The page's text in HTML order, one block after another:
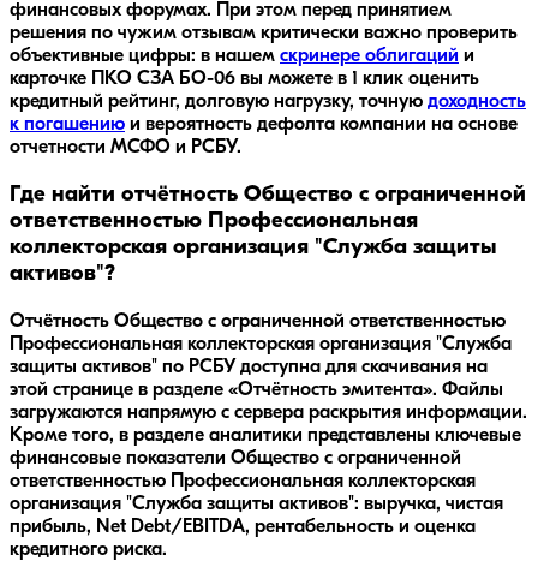
финансовых форумах. При этом перед принятием
решения по чужим отзывам критически важно проверить
объективные цифры: в нашем скринере облигаций и
карточке
ПКО СЗА БО-06 вы можете в 1 клик оценить
кредитный рейтинг, долговую нагрузку, точную доходность
к погашению и вероятность дефолта компании на основе
отчетности МСФО и РСБУ.
Где найти отчётность Общество с ограниченной
ответственностью Профессиональная
коллекторская организация "Служба защиты
активов"?
Отчётность Общество с ограниченной ответственностью
Профессиональная коллекторская организация "Служба
защиты активов" по РСБУ доступна для скачивания на
этой странице в разделе «Отчётность эмитента». Файлы
загружаются напрямую с сервера раскрытия информации.
Кроме того, в разделе аналитики представлены ключевые
финансовые показатели Общество с ограниченной
ответственностью Профессиональная коллекторская
организация "Служба защиты активов": выручка, чистая
прибыль, Net Debt/EBITDA, рентабельность и оценка
кредитного риска.